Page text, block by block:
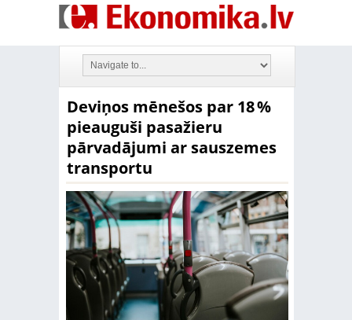
Deviņos mēnešos par 18 %
pieauguši pasažieru
pārvadājumi ar sauszemes
transportu